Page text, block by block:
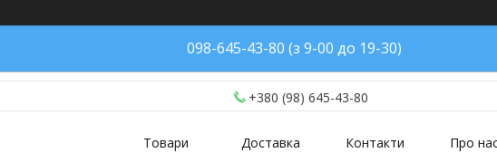
098-645-43-80 (з 9-00 до 19-30)
+380 (98) 645-43-80
Товари Доставка Контакти Про